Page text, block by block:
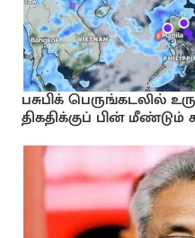
பசுபிக் பெருங்கடலில்
திகதிக்குப் பின்